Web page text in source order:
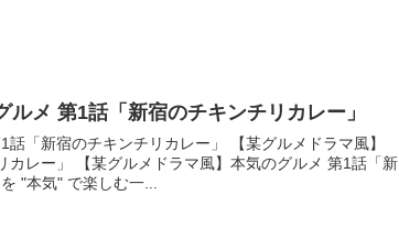
ルメ 第1話「新宿のチキンチリカレー」
話「新宿のチキンチリカレー」 【某グルメドラマ風】
カレー」 【某グルメドラマ風】本気のグルメ 第1話「新
"本気" で楽しむ一...